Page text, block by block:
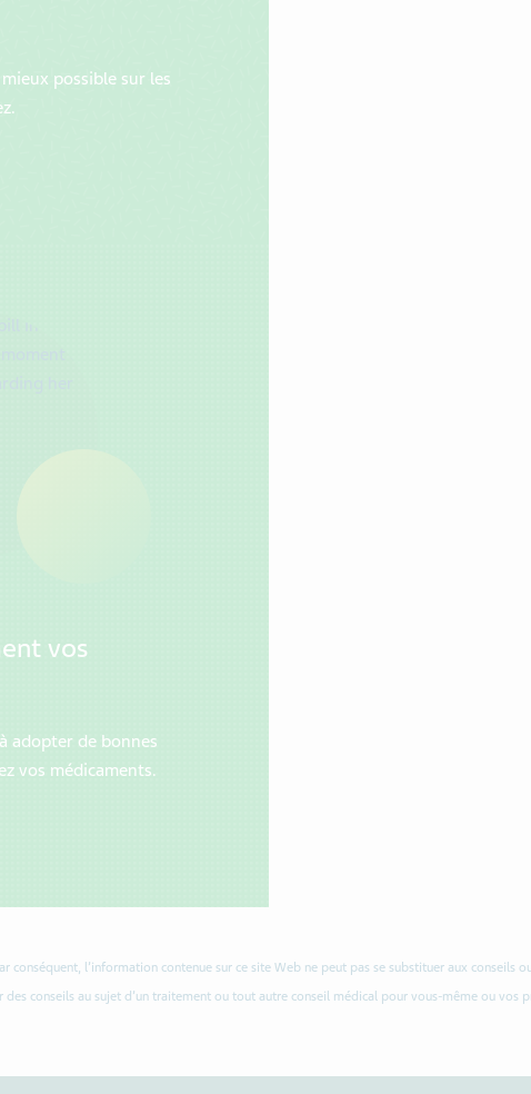
possible sur les
vos
adopter de bonnes
vos médicaments.
conséquent, l’information contenue sur ce site Web ne peut pas se substituer aux conseils
conseils au sujet d’un traitement ou tout autre conseil médical pour vous-même ou vos